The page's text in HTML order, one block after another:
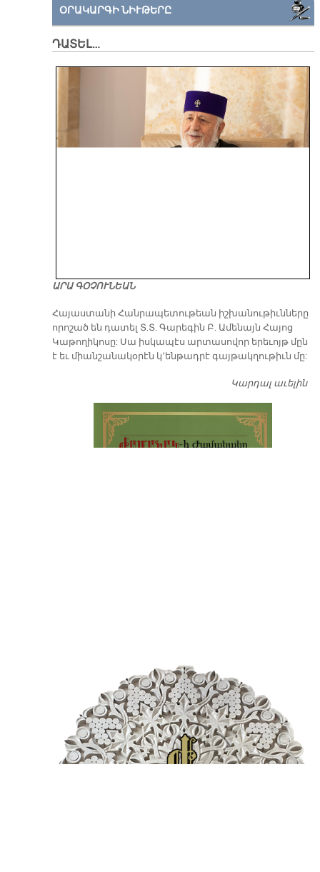
ՕՐԱԿԱՐԳԻ ՆԻՒԹԵՐԸ
ԴԱՏԵԼ…
ԱՐԱ ԳՕՉՈՒՆԵԱՆ
​Հայաստանի Հանրապետութեան իշխանութիւնները
որոշած են դատել Տ.Տ. Գարեգին Բ. Ամենայն Հայոց
Կաթողիկոսը: Սա իսկապէս արտասովոր երեւոյթ մըն
է եւ միանշանակօրէն կ՚ենթադրէ գայթակղութիւն մը:
Կարդալ աւելին